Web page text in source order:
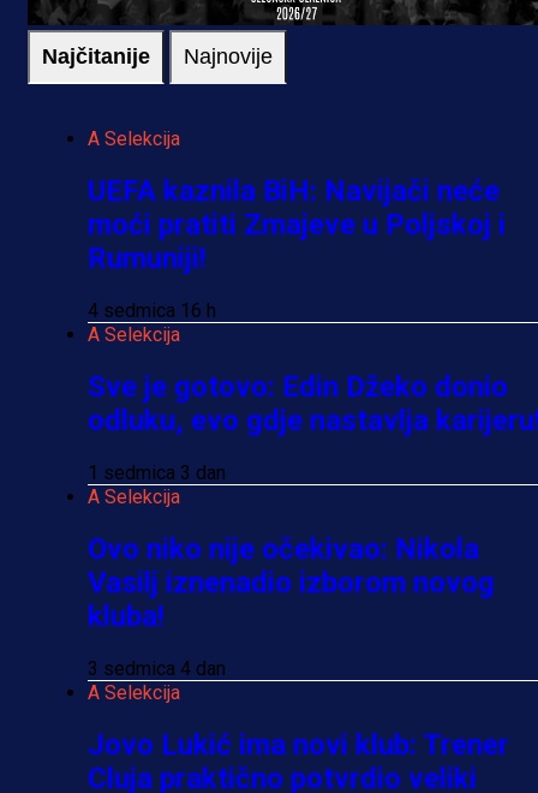
Najčitanije Najnovije
A Selekcija
UEFA kaznila BiH: Navijači neće
moći pratiti Zmajeve u Poljskoj i
Rumuniji!
4 sedmica 16 h
A Selekcija
Sve je gotovo: Edin Džeko donio
odluku, evo gdje nastavlja
1 sedmica 3 dan
A Selekcija
Ovo niko nije očekivao: Nikola
Vasilj iznenadio izborom novog
kluba!
3 sedmica 4 dan
A Selekcija
Jovo Lukić ima novi klub: Trener
Cluja praktično potvrdio veliki